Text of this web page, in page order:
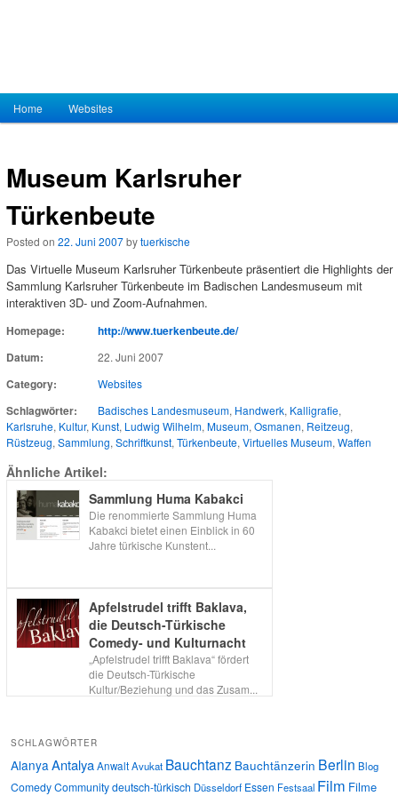
Hauptmenü
Zum Inhalt wechseln
Zum sekundären Inhalt wechseln
Home Websites
Museum Karlsruher
Türkenbeute
Posted on 22. Juni 2007 bytuerkische
Das Virtuelle Museum Karlsruher Türkenbeute präsentiert die Highlights der
Sammlung Karlsruher Türkenbeute im Badischen Landesmuseum mit
interaktiven 3D- und Zoom-Aufnahmen.
Homepage:
http://www.tuerkenbeute.de/
Datum:
22. Juni 2007
Category: Websites
Schlagwörter: Badisches Landesmuseum, Handwerk, Kalligrafie,
Karlsruhe, Kultur, Kunst, Ludwig Wilhelm, Museum, Osmanen, Reitzeug,
Rüstzeug, Sammlung, Schriftkunst, Türkenbeute, Virtuelles Museum, Waffen
Ähnliche Artikel:
Sammlung Huma Kabakci
Die renommierte Sammlung Huma
Kabakci bietet einen Einblick in 60
Jahre türkische Kunstent...
Apfelstrudel trifft Baklava,
die Deutsch-Türkische
Comedy- und Kulturnacht
„Apfelstrudel trifft Baklava“ fördert
die Deutsch-Türkische
Kultur/Beziehung und das Zusam...
SCHLAGWÖRTER
Alanya AntalyaAnwaltAvukat Bauchtanz Bauchtänzerin Berlin Blog
ComedyCommunitydeutsch-türkisch Düsseldorf Essen Festsaal Film Filme